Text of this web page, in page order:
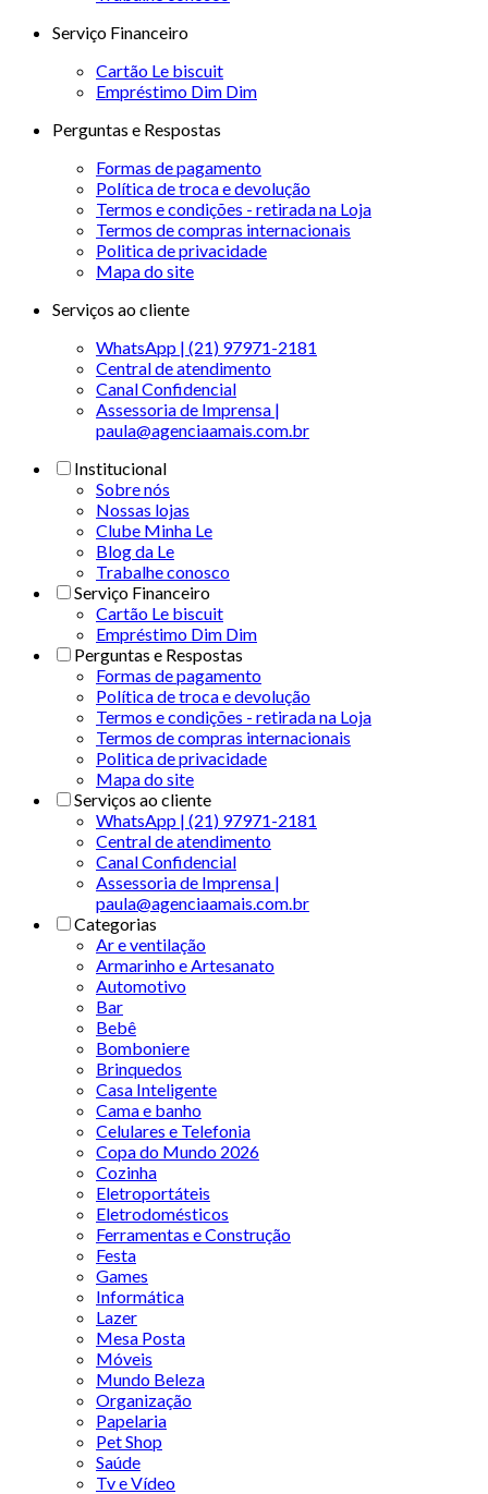
Serviço Financeiro
Cartão Le biscuit
Empréstimo Dim Dim
Perguntas e Respostas
Formas de pagamento
Política de troca e devolução
Termos e condições - retirada na Loja
Termos de compras internacionais
Politica de privacidade
Mapa do site
Serviços ao cliente
WhatsApp | (21) 97971-2181
Central de atendimento
Canal Confidencial
Assessoria de Imprensa |
paula@agenciaamais.com.br
Institucional
Sobre nós
Nossas lojas
Clube Minha Le
Blog da Le
Trabalhe conosco
Serviço Financeiro
Cartão Le biscuit
Empréstimo Dim Dim
Perguntas e Respostas
Formas de pagamento
Política de troca e devolução
Termos e condições - retirada na Loja
Termos de compras internacionais
Politica de privacidade
Mapa do site
Serviços ao cliente
WhatsApp | (21) 97971-2181
Central de atendimento
Canal Confidencial
Assessoria de Imprensa |
paula@agenciaamais.com.br
Categorias
Ar e ventilação
Armarinho e Artesanato
Automotivo
Bar
Bebê
Bomboniere
Brinquedos
Casa Inteligente
Cama e banho
Celulares e Telefonia
Copa do Mundo 2026
Cozinha
Eletroportáteis
Eletrodomésticos
Ferramentas e Construção
Festa
Games
Informática
Lazer
Mesa Posta
Móveis
Mundo Beleza
Organização
Papelaria
Pet Shop
Saúde
Tv e Vídeo